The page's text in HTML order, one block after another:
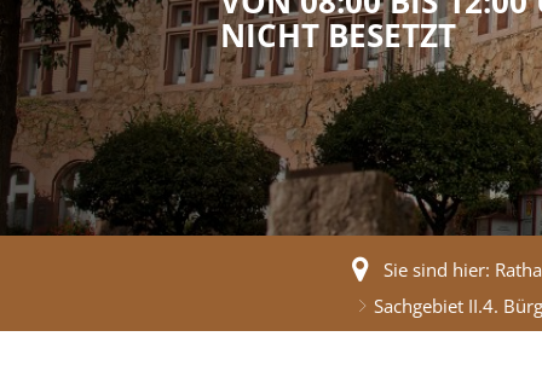
NICHT BESETZT
Sie sind hier:
Sachgebiet II.4.